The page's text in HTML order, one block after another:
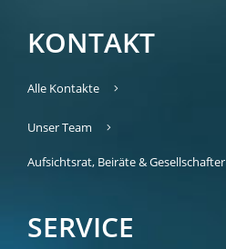
KONTAKT
Alle Kontakte
Unser Team
Aufsichtsrat, Beiräte & Gesellschafter
SERVICE